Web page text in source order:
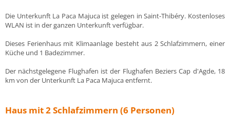
Die Unterkunft La Paca Majuca ist gelegen in Saint-Thibéry. Kostenloses
WLAN ist in der ganzen Unterkunft verfügbar.
Dieses Ferienhaus mit Klimaanlage besteht aus 2 Schlafzimmern, einer
Küche und 1 Badezimmer.
Der nächstgelegene Flughafen ist der Flughafen Beziers Cap d'Agde, 18
km von der Unterkunft La Paca Majuca entfernt.
Haus mit 2 Schlafzimmern (6 Personen)